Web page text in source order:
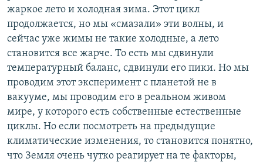
жаркое лето и холодная зима. Этот цикл
продолжается, но мы «смазали» эти волны, и
сейчас уже жимы не такие холодные, а лето
становится все жарче. То есть мы сдвинули
температурный баланс, сдвинули его пики. Но мы
проводим этот эксперимент с планетой не в
вакууме, мы проводим его в реальном живом
мире, у которого есть собственные естественные
циклы. Но если посмотреть на предыдущие
климатические изменения, то становится понятно,
что Земля очень чутко реагирует на те факторы,